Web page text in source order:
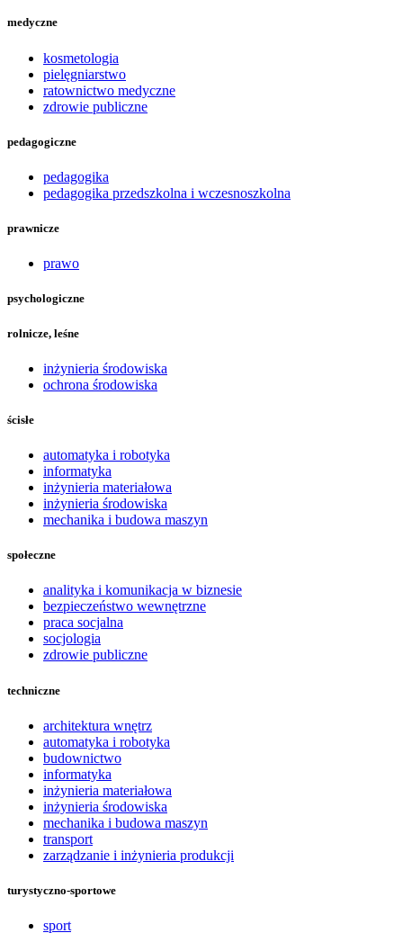
medyczne
kosmetologia
pielęgniarstwo
ratownictwo medyczne
zdrowie publiczne
pedagogiczne
pedagogika
pedagogika przedszkolna i wczesnoszkolna
prawnicze
prawo
psychologiczne
rolnicze, leśne
inżynieria środowiska
ochrona środowiska
ścisłe
automatyka i robotyka
informatyka
inżynieria materiałowa
inżynieria środowiska
mechanika i budowa maszyn
społeczne
analityka i komunikacja w biznesie
bezpieczeństwo wewnętrzne
praca socjalna
socjologia
zdrowie publiczne
techniczne
architektura wnętrz
automatyka i robotyka
budownictwo
informatyka
inżynieria materiałowa
inżynieria środowiska
mechanika i budowa maszyn
transport
zarządzanie i inżynieria produkcji
turystyczno-sportowe
sport